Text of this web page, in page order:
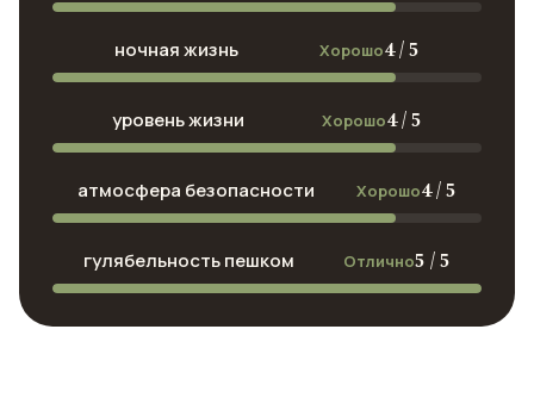
ночная жизнь Хорошо4 / 5
уровень жизни Хорошо4 / 5
атмосфера безопасности Хорошо4 / 5
гулябельность пешком Отлично5 / 5